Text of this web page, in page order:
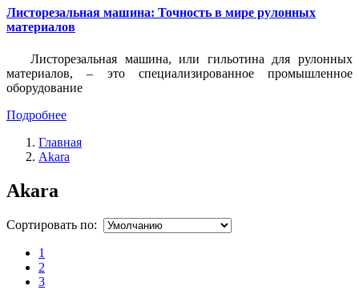
Листорезальная машина: Точность в мире рулонных
материалов
Листорезальная машина, или гильотина для рулонных
материалов, – это специализированное промышленное
оборудование
Подробнее
Главная
Akara
Akara
Сортировать по:
1
2
3